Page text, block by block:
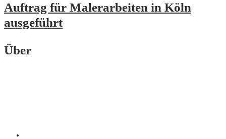
Auftrag für Malerarbeiten in Köln
ausgeführt
Über